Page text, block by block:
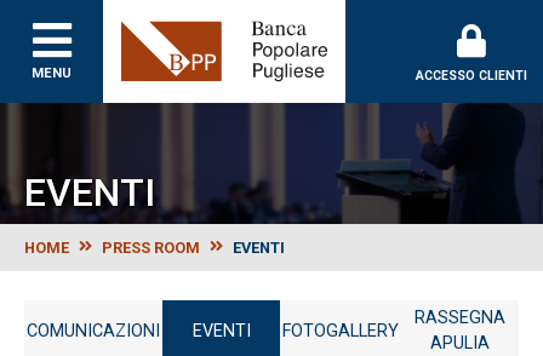
MENU ACCESSO CLIENTI
EVENTI
HOME PRESS ROOM EVENTI
COMUNICAZIONI EVENTI FOTOGALLERY
RASSEGNA
APULIA